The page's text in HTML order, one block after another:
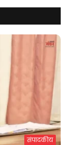
संपादकीय